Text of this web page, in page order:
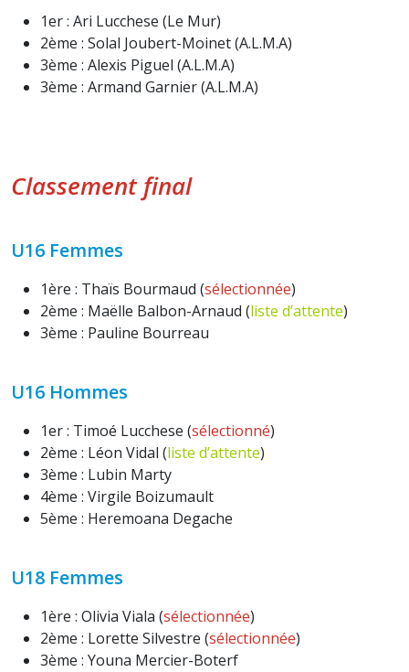
1er : Ari Lucchese (Le Mur)
2ème : Solal Joubert-Moinet (A.L.M.A)
3ème : Alexis Piguel (A.L.M.A)
3ème : Armand Garnier (A.L.M.A)
Classement final
U16 Femmes
1ère : Thaïs Bourmaud (sélectionnée)
2ème : Maëlle Balbon-Arnaud (liste d’attente)
3ème : Pauline Bourreau
U16 Hommes
1er : Timoé Lucchese (sélectionné)
2ème : Léon Vidal (liste d’attente)
3ème : Lubin Marty
4ème : Virgile Boizumault
5ème : Heremoana Degache
U18 Femmes
1ère : Olivia Viala (sélectionnée)
2ème : Lorette Silvestre (sélectionnée)
3ème : Youna Mercier-Boterf